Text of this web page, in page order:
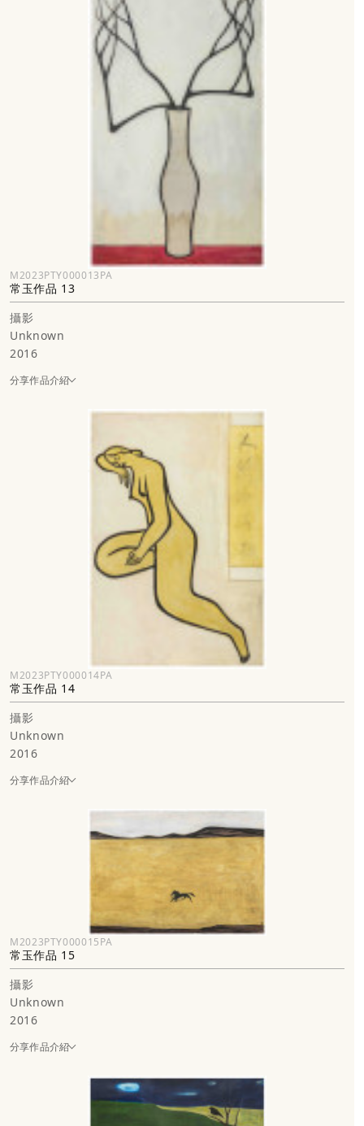
M2023PTY000013PA
常玉作品 13
攝影
Unknown
2016
分享作品介紹
M2023PTY000014PA
常玉作品 14
攝影
Unknown
2016
分享作品介紹
M2023PTY000015PA
常玉作品 15
攝影
Unknown
2016
分享作品介紹